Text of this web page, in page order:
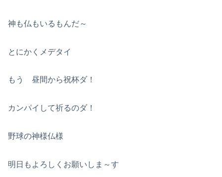
神も仏もいるもんだ～
とにかくメデタイ
もう 昼間から祝杯ダ！
カンパイして祈るのダ！
野球の神様仏様
明日もよろしくお願いしま～す